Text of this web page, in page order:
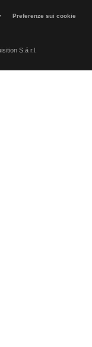
Preferenze sui cookie
S.á r.l.